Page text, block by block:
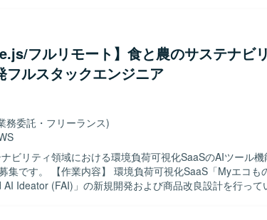
岐にわたる開発案件に携わっていただきます。 5年近い歴
発基盤や組織風土をキャッチアップいただきつつ、プロダ
フルサイクル型のプロダクト開発現場として、数人月単位
設計〜実装〜テストまでの各工程を、計画策定から一貫し
キテクチャ選定やパフォーマンス改善などの技術的な判断
し、若手メンバーの多いチームを率いていただきます。 【求
内容への理解を深めながら、安定的かつ長期的に参画いた
エンジニア、PdM、デザイナーと密に協働しながら開発を
ンとコミュニケーションを大切にし、自発的に周囲と連携
マッチいたします。 明確なアーキテクチャが存在しない
したうえで自ら考えて推進できる方や、各案件について表
られている技術や直面した課題、その対応策といった思
フルリモート】食と農のサステナビ
フルスタックエンジニア
務委託・フリーランス)
ビリティ領域における環境負荷可視化SaaSのAIツール
「Myエコものさ
Ideator (FAI)」の新規開発および商品改良設計を行って